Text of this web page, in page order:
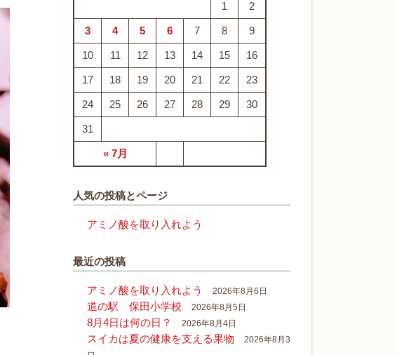
« 7月
1 2
3 4 5 6 7 8 9
10 11 12 13 14 15 16
17 18 19 20 21 22 23
24 25 26 27 28 29 30
31
人気の投稿とページ
アミノ酸を取り入れよう
最近の投稿
アミノ酸を取り入れよう 2026年8月6日
道の駅 保田小学校 2026年8月5日
8月4日は何の日？ 2026年8月4日
スイカは夏の健康を支える果物
2026年8月3